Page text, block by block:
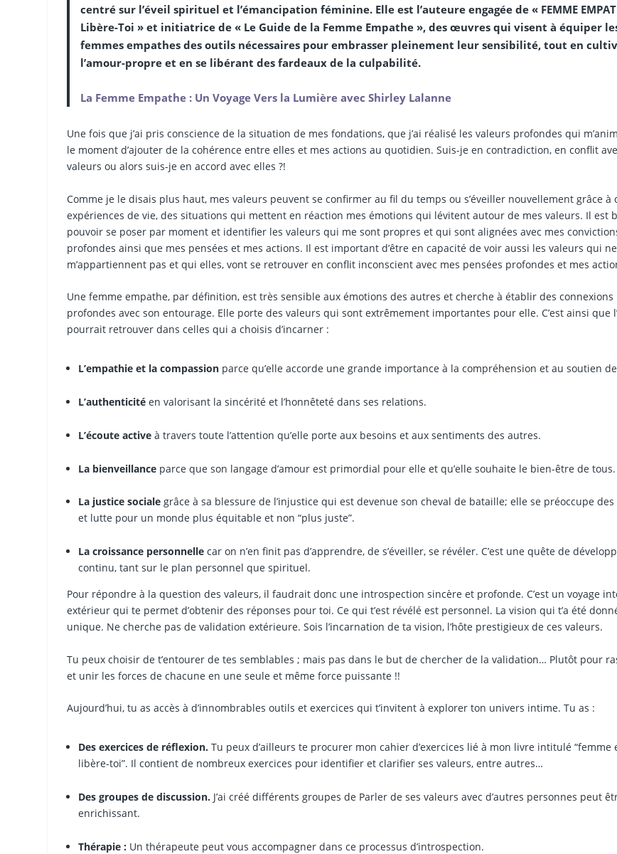
centré sur l’éveil spirituel et l’émancipation féminine. Elle est l’auteure engagée de « FEMME
Libère-Toi » et initiatrice de « Le Guide de la Femme Empathe », des œuvres qui visent à équiper
femmes empathes des outils nécessaires pour embrasser pleinement leur sensibilité, tout en
l’amour-propre et en se libérant des fardeaux de la culpabilité.
La Femme Empathe : Un Voyage Vers la Lumière avec Shirley Lalanne
Une fois que j’ai pris conscience de la situation de mes fondations, que j’ai réalisé les valeurs profondes qui
le moment d’ajouter de la cohérence entre elles et mes actions au quotidien. Suis-je en contradiction, en conflit
valeurs ou alors suis-je en accord avec elles ?!
Comme je le disais plus haut, mes valeurs peuvent se confirmer au fil du temps ou s’éveiller nouvellement grâce à
expériences de vie, des situations qui mettent en réaction mes émotions qui lévitent autour de mes valeurs. Il est
pouvoir se poser par moment et identifier les valeurs qui me sont propres et qui sont alignées avec mes
profondes ainsi que mes pensées et mes actions. Il est important d’être en capacité de voir aussi les valeurs qui ne
m’appartiennent pas et qui elles, vont se retrouver en conflit inconscient avec mes pensées profondes et mes
Une femme empathe, par définition, est très sensible aux émotions des autres et cherche à établir des connexions
profondes avec son entourage. Elle porte des valeurs qui sont extrêmement importantes pour elle. C’est ainsi que
pourrait retrouver dans celles qui a choisis d’incarner :
L’empathie et la compassion parce qu’elle accorde une grande importance à la compréhension et au soutien
L’authenticitéen valorisant la sincérité et l’honnêteté dans ses relations.
L’écoute activeà travers toute l’attention qu’elle porte aux besoins et aux sentiments des autres.
La bienveillance parce que son langage d’amour est primordial pour elle et qu’elle souhaite le bien-être de tous.
La justice socialegrâce à sa blessure de l’injustice qui est devenue son cheval de bataille; elle se préoccupe
et lutte pour un monde plus équitable et non “plus juste”.
La croissance personnellecar on n’en finit pas d’apprendre, de s’éveiller, se révéler. C’est une quête de
continu, tant sur le plan personnel que spirituel.
Pour répondre à la question des valeurs, il faudrait donc une introspection sincère et profonde. C’est un voyage
extérieur qui te permet d’obtenir des réponses pour toi. Ce qui t’est révélé est personnel. La vision qui t’a été
unique. Ne cherche pas de validation extérieure. Sois l’incarnation de ta vision, l’hôte prestigieux de ces valeurs.
Tu peux choisir de t’entourer de tes semblables ; mais pas dans le but de chercher de la validation… Plutôt pour
et unir les forces de chacune en une seule et même force puissante !!
Aujourd’hui, tu as accès à d’innombrables outils et exercices qui t’invitent à explorer ton univers intime. Tu as :
Des exercices de réflexion.Tu peux d’ailleurs te procurer mon cahier d’exercices lié à mon livre intitulé “femme
libère-toi”. Il contient de nombreux exercices pour identifier et clarifier ses valeurs, entre autres…
Des groupes de discussion. J’ai créé différents groupes de Parler de ses valeurs avec d’autres personnes peut
enrichissant.
Thérapie : Un thérapeute peut vous accompagner dans ce processus d’introspection.